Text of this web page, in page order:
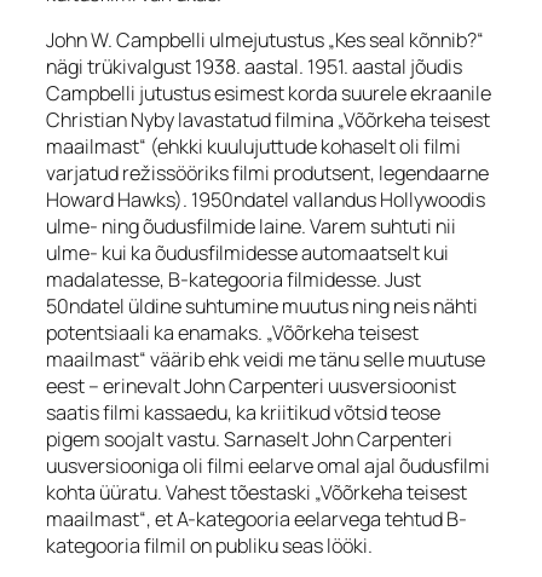
John W. Campbelli ulmejutustus „Kes seal kõnnib?“
nägi trükivalgust 1938. aastal. 1951. aastal jõudis
Campbelli jutustus esimest korda suurele ekraanile
Christian Nyby lavastatud filmina „Võõrkeha teisest
maailmast“ (ehkki kuulujuttude kohaselt oli filmi
varjatud režissööriks filmi produtsent, legendaarne
Howard Hawks). 1950ndatel vallandus Hollywoodis
ulme- ning õudusfilmide laine. Varem suhtuti nii
ulme- kui ka õudusfilmidesse automaatselt kui
madalatesse, B-kategooria filmidesse. Just
50ndatel üldine suhtumine muutus ning neis nähti
potentsiaali ka enamaks. „Võõrkeha teisest
maailmast“ väärib ehk veidi me tänu selle muutuse
eest – erinevalt John Carpenteri uusversioonist
saatis filmi kassaedu, ka kriitikud võtsid teose
pigem soojalt vastu. Sarnaselt John Carpenteri
uusversiooniga oli filmi eelarve omal ajal õudusfilmi
kohta üüratu. Vahest tõestaski „Võõrkeha teisest
maailmast“, et A-kategooria eelarvega tehtud B-
kategooria filmil on publiku seas lööki.